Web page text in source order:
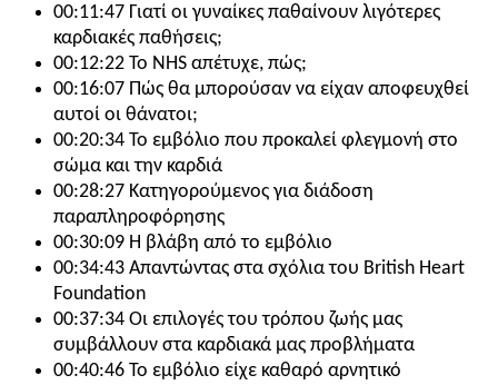
00:11:47 Γιατί οι γυναίκες παθαίνουν λιγότερες
καρδιακές παθήσεις;
00:12:22 Το NHS απέτυχε, πώς;
00:16:07 Πώς θα μπορούσαν να είχαν αποφευχθεί
αυτοί οι θάνατοι;
00:20:34 Το εμβόλιο που προκαλεί φλεγμονή στο
σώμα και την καρδιά
00:28:27 Κατηγορούμενος για διάδοση
παραπληροφόρησης
00:30:09 Η βλάβη από το εμβόλιο
00:34:43 Απαντώντας στα σχόλια του British Heart
Foundation
00:37:34 Οι επιλογές του τρόπου ζωής μας
συμβάλλουν στα καρδιακά μας προβλήματα
00:40:46 Το εμβόλιο είχε καθαρό αρνητικό